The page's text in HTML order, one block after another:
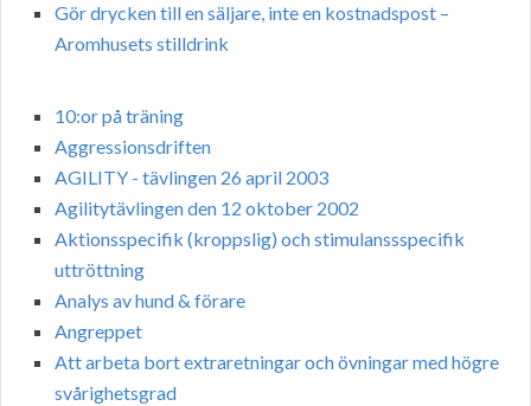
Gör drycken till en säljare, inte en kostnadspost –
Aromhusets stilldrink
10:or på träning
Aggressionsdriften
AGILITY - tävlingen 26 april 2003
Agilitytävlingen den 12 oktober 2002
Aktionsspecifik (kroppslig) och stimulanssspecifik
uttröttning
Analys av hund & förare
Angreppet
Att arbeta bort extraretningar och övningar med högre
svårighetsgrad